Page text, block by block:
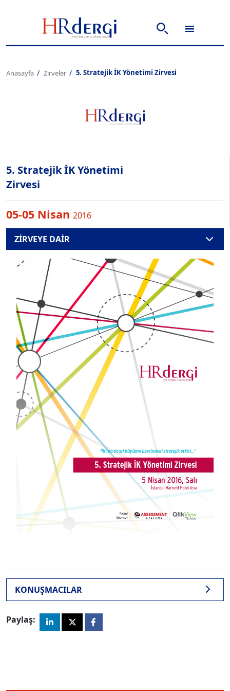
Anasayfa Zirveler 5. Stratejik İK Yönetimi Zirvesi
5. Stratejik İK Yönetimi
Zirvesi
05-05 Nisan 2016
ZİRVEYE DAİR
KONUŞMACILAR
Paylaş: